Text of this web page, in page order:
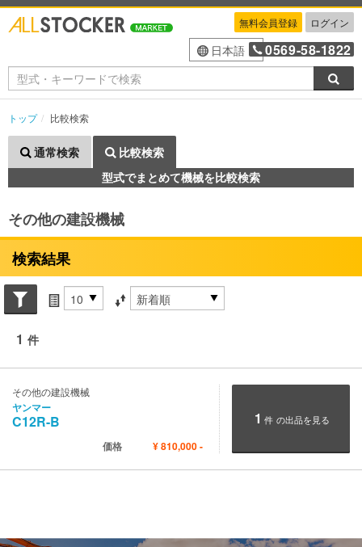
無料会員登録 ログイン
日本語 0569-58-1822
トップ 比較検索
通常検索
比較検索
型式でまとめて機械を比較検索
その他の建設機械
検索結果
Search conditions
件数 並び替え条件
1 件
その他の建設機械
ヤンマー
C12R-B
価格 ¥810,000-
1 件 の出品を見る